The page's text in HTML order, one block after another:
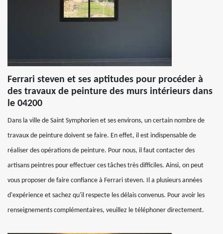
Ferrari steven et ses aptitudes pour procéder à
des travaux de peinture des murs intérieurs dans
le 04200
Dans la ville de Saint Symphorien et ses environs, un certain nombre de
travaux de peinture doivent se faire. En effet, il est indispensable de
réaliser des opérations de peinture. Pour nous, il faut contacter des
artisans peintres pour effectuer ces tâches très difficiles. Ainsi, on peut
vous proposer de faire confiance à Ferrari steven. Il a plusieurs années
d'expérience et sachez qu'il respecte les délais convenus. Pour avoir les
renseignements complémentaires, veuillez le téléphoner directement.